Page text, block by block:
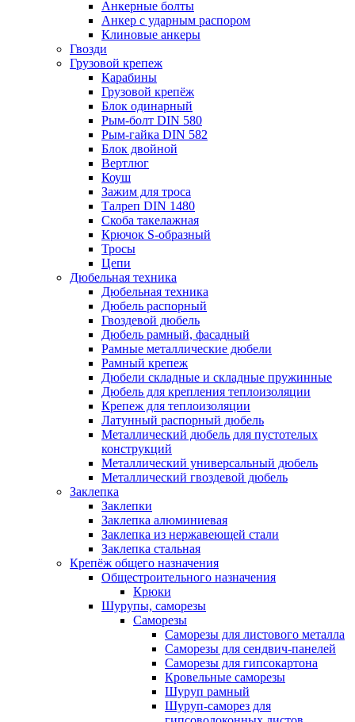
Анкерные болты
Анкер с ударным распором
Клиновые анкеры
Гвозди
Грузовой крепеж
Карабины
Грузовой крепёж
Блок одинарный
Рым-болт DIN 580
Рым-гайка DIN 582
Блок двойной
Вертлюг
Коуш
Зажим для троса
Талреп DIN 1480
Скоба такелажная
Крючок S-образный
Тросы
Цепи
Дюбельная техника
Дюбельная техника
Дюбель распорный
Гвоздевой дюбель
Дюбель рамный, фасадный
Рамные металлические дюбели
Рамный крепеж
Дюбели складные и складные пружинные
Дюбель для крепления теплоизоляции
Крепеж для теплоизоляции
Латунный распорный дюбель
Металлический дюбель для пустотелых
конструкций
Металлический универсальный дюбель
Металлический гвоздевой дюбель
Заклепка
Заклепки
Заклепка алюминиевая
Заклепка из нержавеющей стали
Заклепка стальная
Крепёж общего назначения
Общестроительного назначения
Крюки
Шурупы, саморезы
Саморезы
Саморезы для листового металла
Саморезы для сендвич-панелей
Саморезы для гипсокартона
Кровельные саморезы
Шуруп рамный
Шуруп-саморез для